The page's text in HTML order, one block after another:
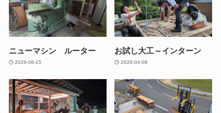
ニューマシン ルーター
2026-06-15
お試し大工～インターン
2026-04-08